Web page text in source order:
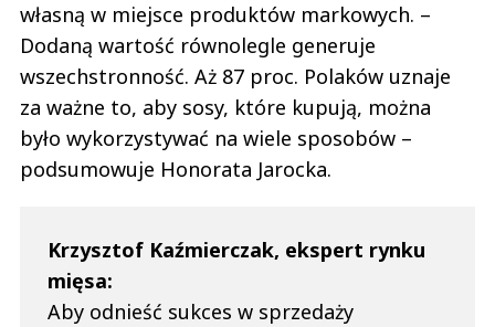
własną w miejsce produktów markowych. –
Dodaną wartość równolegle generuje
wszechstronność. Aż 87 proc. Polaków uznaje
za ważne to, aby sosy, które kupują, można
było wykorzystywać na wiele sposobów –
podsumowuje Honorata Jarocka.
Krzysztof Kaźmierczak, ekspert rynku
mięsa:
Aby odnieść sukces w sprzedaży